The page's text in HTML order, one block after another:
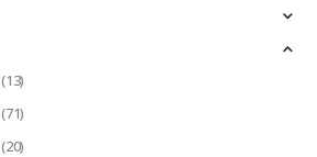
(13)
(71)
(20)